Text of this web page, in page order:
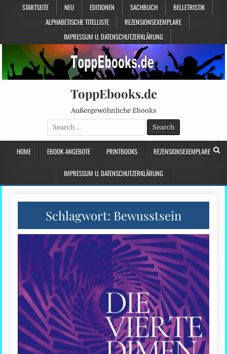
STARTSEITE NEU EDITIONEN SACHBUCH
BELLETRISTIK
ALPHABETISCHE TITELLISTE
REZENSIONSEXEMPLARE
IMPRESSUM U. DATENSCHUTZERKLÄRUNG
ToppEbooks.de
Außergewöhnliche Ebooks
Search
for:
HOME EBOOK-ANGEBOTE PRINTBOOKS REZENSIONSEXEMPLARE
IMPRESSUM U. DATENSCHUTZERKLÄRUNG
Schlagwort: Bewusstsein